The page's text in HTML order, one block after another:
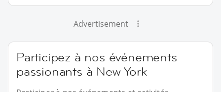
Advertisement
Participez à nos événements
passionants à New York